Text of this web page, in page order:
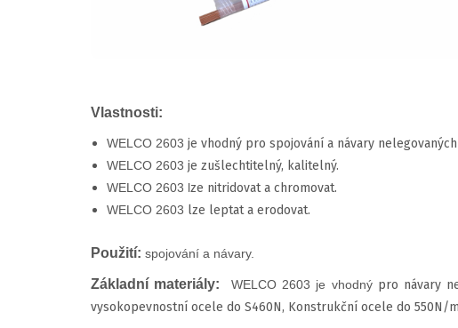
Vlastnosti:
WELCO 2603 je vhodný pro spojování a návary
WELCO 2603 je zušlechtitelný, kalitelný.
WELCO 2603 lze nitridovat a chromovat.
WELCO 2603 lze leptat a erodovat.
Použití: spojování a návary.
Základní materiály: WELCO 2603 je vhodný pro návary
vysokopevnostní ocele do S460N, Konstrukční ocele do 550N/